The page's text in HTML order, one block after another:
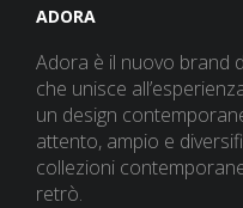
ADORA
Adora è il nuovo brand
che unisce
un design
attento, ampio e
collezioni
retrò.